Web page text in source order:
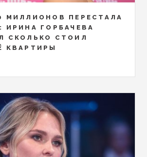
МИЛЛИОНОВ ПЕРЕСТАЛА
ИРИНА ГОРБАЧЕВА
СКОЛЬКО СТОИЛ
КВАРТИРЫ